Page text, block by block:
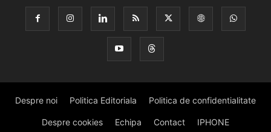
Despre noi Politica Editoriala Politica de confidentialitate
Despre cookies Echipa Contact IPHONE